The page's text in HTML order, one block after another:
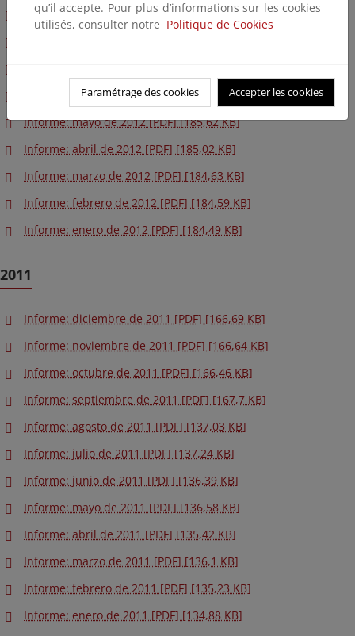
Informe: septiembre de 2012 [PDF] [189,22 KB]
Informe: junio de 2012 [PDF] [185,26 KB]
Informe: mayo de 2012 [PDF] [185,62 KB]
Informe: abril de 2012 [PDF] [185,02 KB]
Informe: marzo de 2012 [PDF] [184,63 KB]
Informe: febrero de 2012 [PDF] [184,59 KB]
Informe: enero de 2012 [PDF] [184,49 KB]
2011
Informe: diciembre de 2011 [PDF] [166,69 KB]
Informe: noviembre de 2011 [PDF] [166,64 KB]
Informe: octubre de 2011 [PDF] [166,46 KB]
Informe: septiembre de 2011 [PDF] [167,7 KB]
Informe: agosto de 2011 [PDF] [137,03 KB]
Informe: julio de 2011 [PDF] [137,24 KB]
Informe: junio de 2011 [PDF] [136,39 KB]
Informe: mayo de 2011 [PDF] [136,58 KB]
Informe: abril de 2011 [PDF] [135,42 KB]
Informe: marzo de 2011 [PDF] [136,1 KB]
Informe: febrero de 2011 [PDF] [135,23 KB]
Informe: enero de 2011 [PDF] [134,88 KB]
qu’il accepte. Pour plus d’informations sur les cookies
utilisés, consulter notre Politique de Cookies
Paramétrage des cookies Accepter les cookies